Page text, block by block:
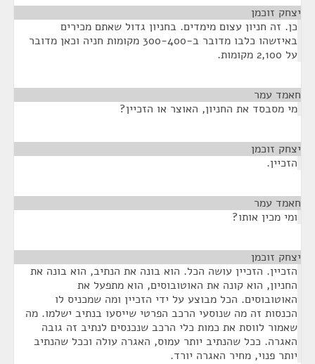
יצחק זוכמן
כן. זה חניון עצום מימדים. בחניון גדול שאתם מכירים
באיזשהו כלבו מדובר ב-300-400 מקומות חניה וכאן מדובר
על 2,100 מקומות.
חאמד עמר
מי מסבסד את החניון, האוצר או הזכיין?
יצחק זוכמן
הזכיין.
חאמד עמר
ומי מכין אותו?
יצחק זוכמן
הזכיין. הזכיין עושה הכל. הוא בונה את הנתיב, הוא בונה את
החניון, הוא קונה את האוטובוסים, הוא מתפעל את
האוטובוסים. הכל מבוצע על ידי הזכיין ומה שמכניס לו
הכנסות זה מה שנוסעי הרכב הפרטי שייסעו בנתיב ישלמו. מה
שאמור לווסת את כמות כלי הרכב שנכנסים לנתיב זה גובה
האגרה. ככל שהנתיב יותר עמוס, האגרה עולה וככל שהנתיב
יותר פנוי, מחיר האגרה יורד.